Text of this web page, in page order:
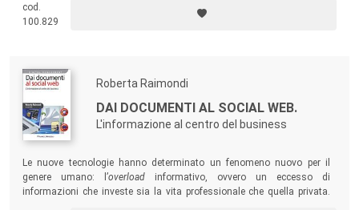
informazioni utili per comprendere il project management, ma anche le
indicazioni operative per garantire il successo dei progetti.
cod.
100.829
Roberta Raimondi
DAI DOCUMENTI AL SOCIAL WEB.
L'informazione al centro del business
Le nuove tecnologie hanno determinato un fenomeno nuovo per il
genere umano: l’overload informativo, ovvero un eccesso di
informazioni che investe sia la vita professionale che quella privata.